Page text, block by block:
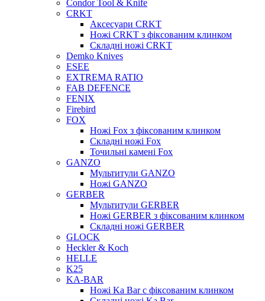
Condor Tool & Knife
CRKT
Аксесуари CRKT
Ножі CRKT з фіксованим клинком
Складні ножі CRKT
Demko Knives
ESEE
EXTREMA RATIO
FAB DEFENCE
FENIX
Firebird
FOX
Ножі Fox з фіксованим клинком
Складні ножі Fox
Точильні камені Fox
GANZO
Мультитули GANZO
Ножі GANZO
GERBER
Мультитули GERBER
Ножі GERBER з фіксованим клинком
Складні ножі GERBER
GLOCK
Heckler & Koch
HELLE
K25
KA-BAR
Ножі Ka Bar c фіксованим клинком